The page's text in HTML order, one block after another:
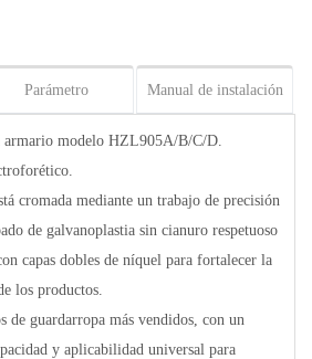
Parámetro Manual de instalación
armario modelo HZL905A/B/C/D.
cromada mediante un trabajo de precisión
de galvanoplastia sin cianuro respetuoso
capas dobles de níquel para fortalecer la
los productos.
de guardarropa más vendidos, con un
y aplicabilidad universal para